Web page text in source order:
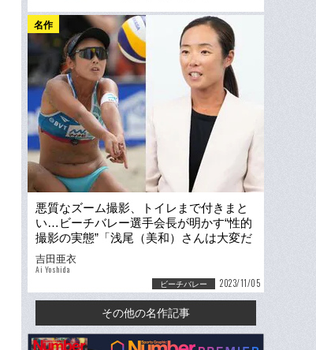
名作
悪質なズーム撮影、トイレまで付きまと
い…ビーチバレー選手会長が明かす“性的
撮影の実態”「浅尾（美和）さんは大変だ
ったと思います」
吉田亜衣
Ai Yoshida
ビーチバレー 2023/11/05
その他の名作記事